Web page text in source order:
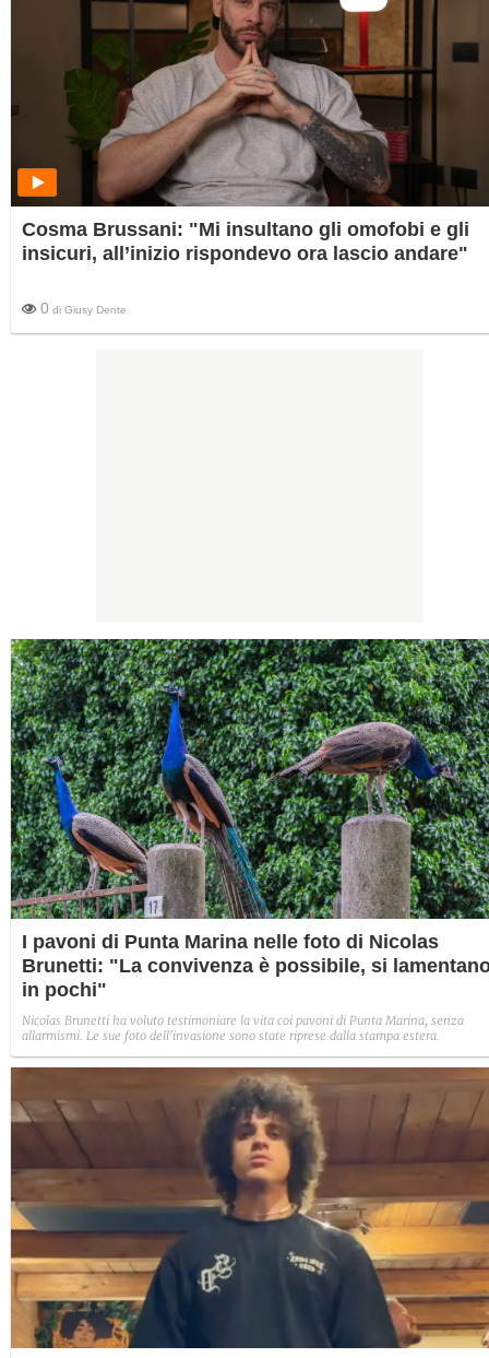
Cosma Brussani: "Mi insultano gli omofobi e gli
insicuri, all’inizio rispondevo ora lascio andare"
0 di Giusy Dente
I pavoni di Punta Marina nelle foto di Nicolas
Brunetti: "La convivenza è possibile, si
in pochi"
Nicolas Brunetti ha voluto testimoniare la vita coi pavoni di Punta Marina, senza
allarmismi. Le sue foto dell'invasione sono state riprese dalla stampa estera.